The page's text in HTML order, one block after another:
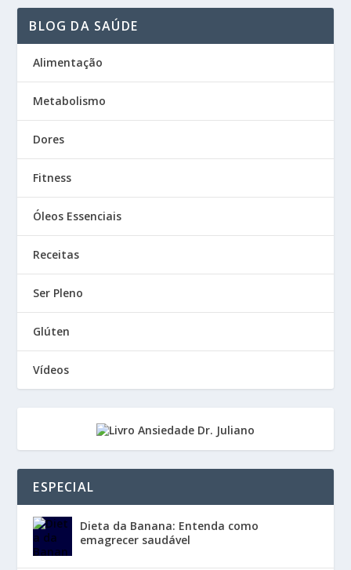
BLOG DA SAÚDE
Alimentação
Metabolismo
Dores
Fitness
Óleos Essenciais
Receitas
Ser Pleno
Glúten
Vídeos
ESPECIAL
Dieta da Banana: Entenda como
emagrecer saudável